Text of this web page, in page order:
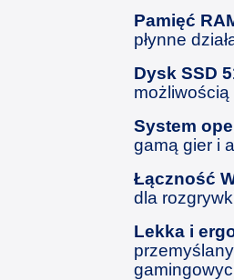
Pamięć
płynne
Dysk SSD
System
gamą gier i
Łączność
dla
Lekka i